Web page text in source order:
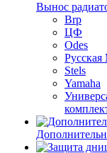
Вынос
Brp
ЦФ
Odes
Stels
Yamaha